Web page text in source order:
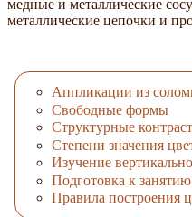
медные и металлические
металлические цепочки и
Аппликации из
Свободные формы
Структурные
Степени значения
Изучение
Подготовка к
Правила построения